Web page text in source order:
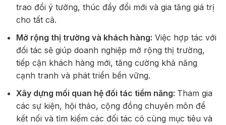
trao đổi ý tưởng, thúc đẩy đổi mới và gia tăng giá trị
cho tất cả.
Mở rộng thị trường và khách hàng: Việc hợp tác với
đối tác sẽ giúp doanh nghiệp mở rộng thị trường,
tiếp cận khách hàng mới, tăng cường khả năng
cạnh tranh và phát triển bền vững.
Xây dựng mối quan hệ đối tác tiềm năng: Tham gia
các sự kiện, hội thảo, cộng đồng chuyên môn để
kết nối và tìm kiếm các đối tác có cùng mục tiêu và